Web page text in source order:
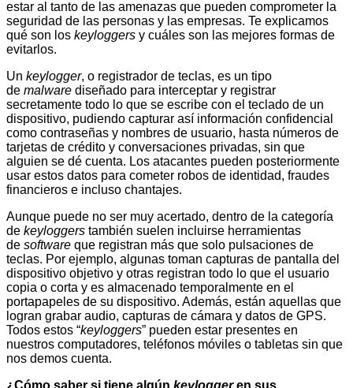
estar al tanto de las amenazas que pueden comprometer la
seguridad de las personas y las empresas. Te explicamos
qué son los keyloggers y cuáles son las mejores formas de
evitarlos.
Un keylogger, o registrador de teclas, es un tipo
de malware diseñado para interceptar y registrar
secretamente todo lo que se escribe con el teclado de un
dispositivo, pudiendo capturar así información confidencial
como contraseñas y nombres de usuario, hasta números de
tarjetas de crédito y conversaciones privadas, sin que
alguien se dé cuenta. Los atacantes pueden posteriormente
usar estos datos para cometer robos de identidad, fraudes
financieros e incluso chantajes.
Aunque puede no ser muy acertado, dentro de la categoría
de keyloggers también suelen incluirse herramientas
de software que registran más que solo pulsaciones de
teclas. Por ejemplo, algunas toman capturas de pantalla del
dispositivo objetivo y otras registran todo lo que el usuario
copia o corta y es almacenado temporalmente en el
portapapeles de su dispositivo. Además, están aquellas que
logran grabar audio, capturas de cámara y datos de GPS.
Todos estos “keyloggers” pueden estar presentes en
nuestros computadores, teléfonos móviles o tabletas sin que
nos demos cuenta.
¿Cómo saber si tiene algún keyloggeren sus